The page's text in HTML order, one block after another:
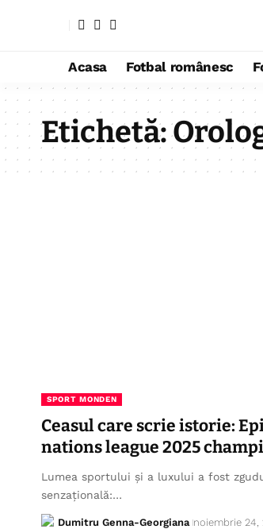
Acasa Fotbal românesc
Etichetă:
SPORT MONDEN
Ceasul care scrie istorie:
nations league 2025
Lumea sportului și a luxului a fost
senzațională:…
Dumitru Genna-Georgiana noiembrie 24,